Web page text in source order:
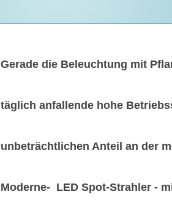
Gerade die Beleuchtung mit
täglich anfallende hohe
unbeträchtlichen Anteil an der
Moderne- LED Spot-Strahler -